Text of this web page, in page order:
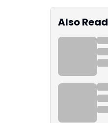
Also Read